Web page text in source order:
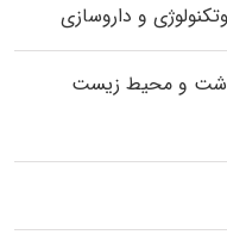
و داروسازی
و محیط زیست